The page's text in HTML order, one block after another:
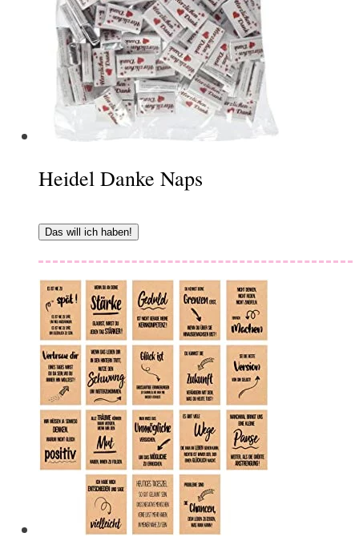
Heidel Danke Naps
Das will ich haben!